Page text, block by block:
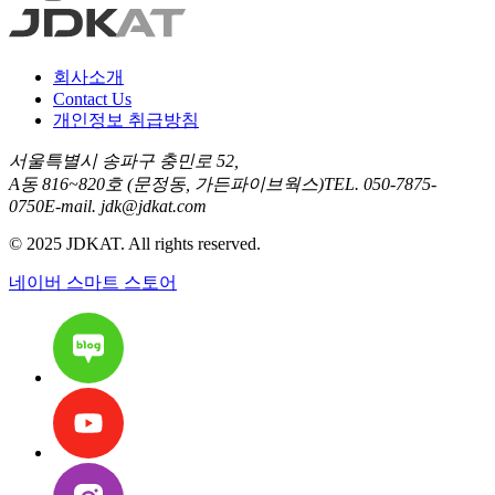
회사소개
Contact Us
개인정보 취급방침
서울특별시 송파구 충민로 52,
A동 816~820호 (문정동, 가든파이브웍스)TEL. 050-7875-
0750E-mail. jdk@jdkat.com
© 2025 JDKAT. All rights reserved.
네이버 스마트 스토어